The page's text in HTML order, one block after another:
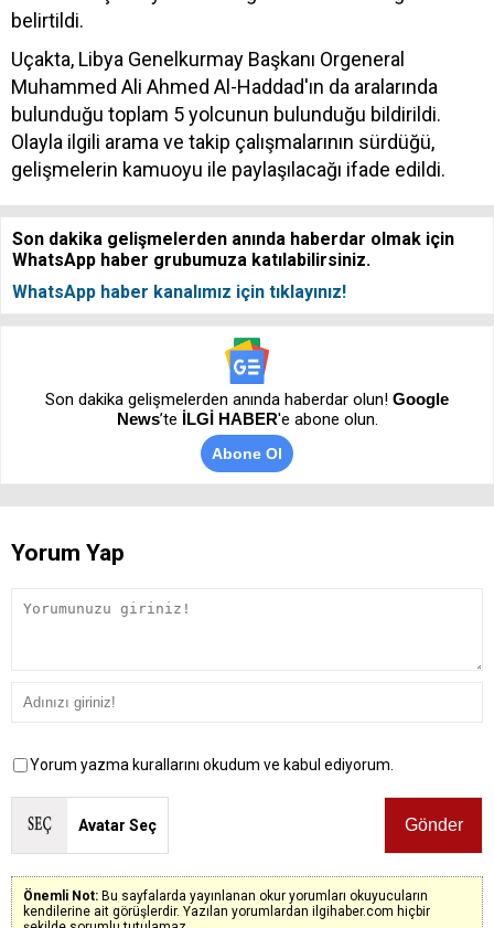
belirtildi.
Uçakta, Libya Genelkurmay Başkanı Orgeneral
Muhammed Ali Ahmed Al-Haddad'ın da aralarında
bulunduğu toplam 5 yolcunun bulunduğu bildirildi.
Olayla ilgili arama ve takip çalışmalarının sürdüğü,
gelişmelerin kamuoyu ile paylaşılacağı ifade edildi.
Son dakika gelişmelerden anında haberdar olmak için
WhatsApp haber grubumuza katılabilirsiniz.
WhatsApp haber kanalımız için tıklayınız!
Son dakika gelişmelerden anında haberdar olun! Google
News’te İLGİ HABER'e abone olun.
Abone Ol
Yorum Yap
Yorum yazma kurallarını okudum ve kabul ediyorum.
Avatar Seç
Önemli Not: Bu sayfalarda yayınlanan okur yorumları okuyucuların
kendilerine ait görüşlerdir. Yazılan yorumlardan ilgihaber.com hiçbir